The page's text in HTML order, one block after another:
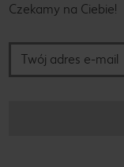
Czekamy na Ciebie!